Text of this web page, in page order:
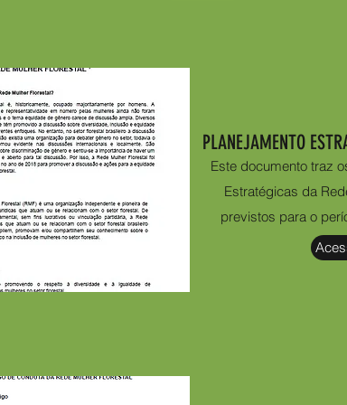
PLANEJAMENTO
Este documento traz
Estratégicas da
previstos para o